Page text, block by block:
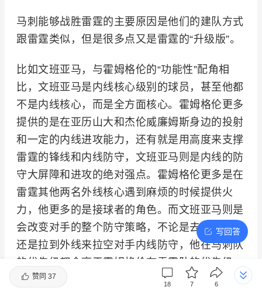
马刺能够战胜雷霆的主要原因是他们的建队方式
跟雷霆类似，但是很多点又是雷霆的“升级版”。
比如文班亚马，与霍姆格伦的“功能性”配角相
比，文班亚马是内线核心级别的球员，甚至他都
不是内线核心，而是全方面核心。霍姆格伦更多
提供的是在亚历山大和杰伦威廉姆斯身边的投射
和一定的内线进攻能力，还有就是用高度来支撑
雷霆的锋线和内线防守，文班亚马则是内线的防
守大屏障和进攻的绝对强点。霍姆格伦更多是在
雷霆其他两名外线核心遇到麻烦的时候提供火
力，他更多的是接球者的角色。而文班亚马则是
会改变对手的整个防守策略，不论是去内线要位
还是拉到外线来拉空对手内线防守，他在马刺队
的优先级都会高于霍姆格伦在雷霆队的优先级，
并且文班亚马也可以是持球者和策应者的角色，
写回答
赞同 37
18 7 6